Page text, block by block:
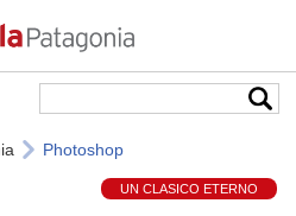
Photoshop
UN CLASICO ETERNO